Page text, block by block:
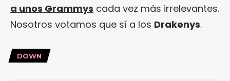
a unos Grammys cada vez más irrelevantes.
Nosotros votamos que sí a los Drakenys.
DOWN